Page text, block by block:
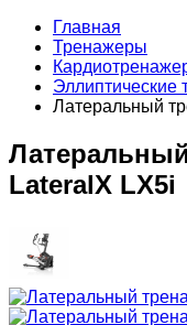
Главная
Тренажеры
Эллиптические
Латеральный
LateralX LX5i